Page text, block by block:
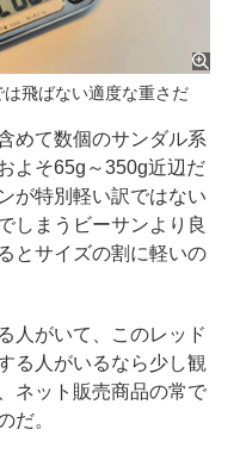
飛ばない適度な重さだ
めて数個のサンダル系
よそ65g～350g近辺だ
が特別軽い訳ではない
しまうビーサンより良
とサイズの割に軽いの
人がいて、このレッド
る人がいるなら少し観
ネット販売商品の常で
だ。